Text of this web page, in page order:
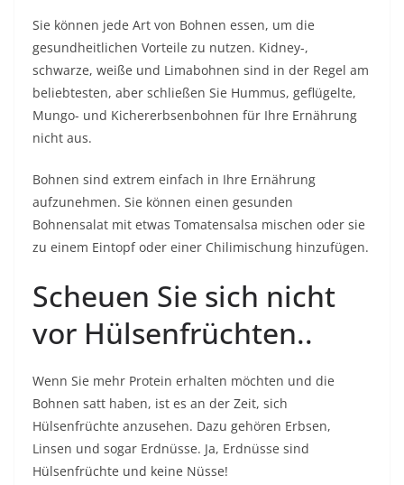
Sie können jede Art von Bohnen essen, um die
gesundheitlichen Vorteile zu nutzen. Kidney-,
schwarze, weiße und Limabohnen sind in der Regel am
beliebtesten, aber schließen Sie Hummus, geflügelte,
Mungo- und Kichererbsenbohnen für Ihre Ernährung
nicht aus.
Bohnen sind extrem einfach in Ihre Ernährung
aufzunehmen. Sie können einen gesunden
Bohnensalat mit etwas Tomatensalsa mischen oder sie
zu einem Eintopf oder einer Chilimischung hinzufügen.
Scheuen Sie sich nicht
vor Hülsenfrüchten..
Wenn Sie mehr Protein erhalten möchten und die
Bohnen satt haben, ist es an der Zeit, sich
Hülsenfrüchte anzusehen. Dazu gehören Erbsen,
Linsen und sogar Erdnüsse. Ja, Erdnüsse sind
Hülsenfrüchte und keine Nüsse!